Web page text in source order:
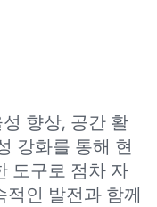
향상, 공간 활
강화를 통해 현
도구로 점차 자
적인 발전과 함께